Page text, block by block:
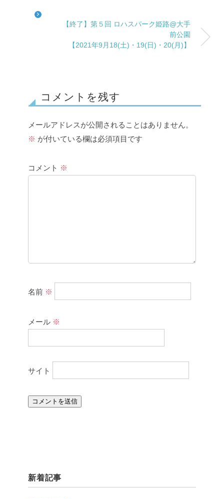
【終了】第５回 ロハスパーク姫路@大手
前公園
【2021年9月18(土)・19(日)・20(月)】
コメントを残す
メールアドレスが公開されることはありません。
※ が付いている欄は必須項目です
コメント ※
名前 ※
メール ※
サイト
新着記事